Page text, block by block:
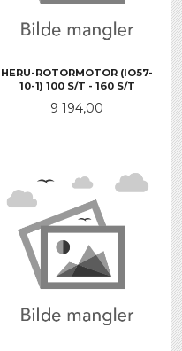
HERU-ROTORMOTOR (IO57-
10-1) 100 S/T - 160 S/T
Pris
9 194,00